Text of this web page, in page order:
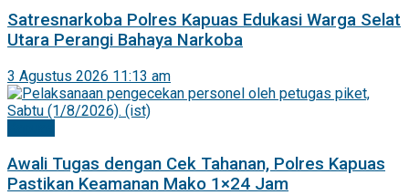
Satresnarkoba Polres Kapuas Edukasi Warga Selat
Utara Perangi Bahaya Narkoba
3 Agustus 2026 11:13 am
Awali Tugas dengan Cek Tahanan, Polres Kapuas
Pastikan Keamanan Mako 1×24 Jam